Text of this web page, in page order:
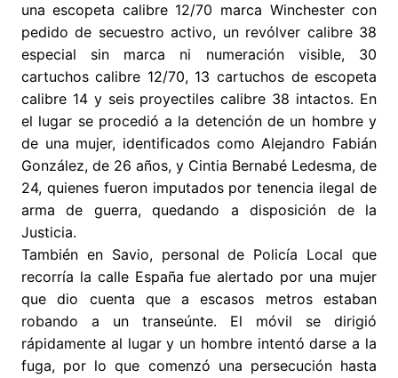
una escopeta calibre 12/70 marca Winchester con
pedido de secuestro activo, un revólver calibre 38
especial sin marca ni numeración visible, 30
cartuchos calibre 12/70, 13 cartuchos de escopeta
calibre 14 y seis proyectiles calibre 38 intactos. En
el lugar se procedió a la detención de un hombre y
de una mujer, identificados como Alejandro Fabián
González, de 26 años, y Cintia Bernabé Ledesma, de
24, quienes fueron imputados por tenencia ilegal de
arma de guerra, quedando a disposición de la
Justicia.
También en Savio, personal de Policía Local que
recorría la calle España fue alertado por una mujer
que dio cuenta que a escasos metros estaban
robando a un transeúnte. El móvil se dirigió
rápidamente al lugar y un hombre intentó darse a la
fuga, por lo que comenzó una persecución hasta